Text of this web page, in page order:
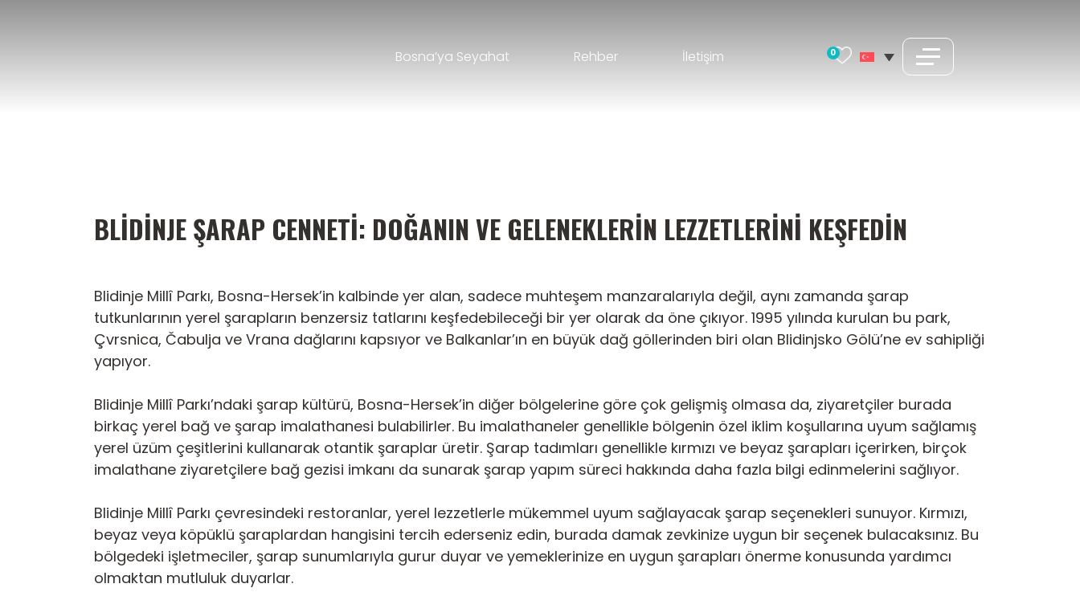
Bosna’ya Seyahat Rehber İletişim 0
BLIDINJE ŞARAP CENNETI: DOĞANIN VE GELENEKLERIN LEZZETLERINI KEŞFEDIN
Blidinje Millî Parkı, Bosna-Hersek’in kalbinde yer alan, sadece muhteşem manzaralarıyla değil, aynı zamanda şarap
tutkunlarının yerel şarapların benzersiz tatlarını keşfedebileceği bir yer olarak da öne çıkıyor. 1995 yılında kurulan bu park,
Çvrsnica, Čabulja ve Vrana dağlarını kapsıyor ve Balkanlar’ın en büyük dağ göllerinden biri olan Blidinjsko Gölü’ne ev sahipliği
yapıyor.
Blidinje Millî Parkı’ndaki şarap kültürü, Bosna-Hersek’in diğer bölgelerine göre çok gelişmiş olmasa da, ziyaretçiler burada
birkaç yerel bağ ve şarap imalathanesi bulabilirler. Bu imalathaneler genellikle bölgenin özel iklim koşullarına uyum sağlamış
yerel üzüm çeşitlerini kullanarak otantik şaraplar üretir. Şarap tadımları genellikle kırmızı ve beyaz şarapları içerirken, birçok
imalathane ziyaretçilere bağ gezisi imkanı da sunarak şarap yapım süreci hakkında daha fazla bilgi edinmelerini sağlıyor.
Blidinje Millî Parkı çevresindeki restoranlar, yerel lezzetlerle mükemmel uyum sağlayacak şarap seçenekleri sunuyor. Kırmızı,
beyaz veya köpüklü şaraplardan hangisini tercih ederseniz edin, burada damak zevkinize uygun bir seçenek bulacaksınız. Bu
bölgedeki işletmeciler, şarap sunumlarıyla gurur duyar ve yemeklerinize en uygun şarapları önerme konusunda yardımcı
olmaktan mutluluk duyarlar.